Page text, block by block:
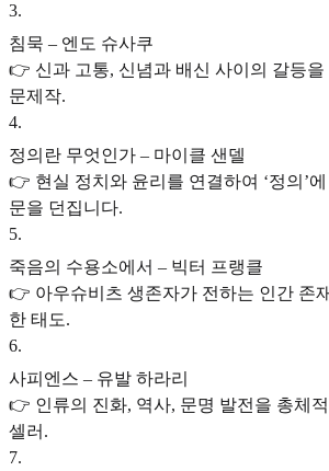
3.
침묵 – 엔도 슈사쿠
👉 신과 고통, 신념과 배신 사이의 갈등을
문제작.
4.
정의란 무엇인가 – 마이클 샌델
👉 현실 정치와 윤리를 연결하여 ‘정의’
문을 던집니다.
5.
죽음의 수용소에서 – 빅터 프랭클
👉 아우슈비츠 생존자가 전하는 인간 존
한 태도.
6.
사피엔스 – 유발 하라리
👉 인류의 진화, 역사, 문명 발전을 총체
셀러.
7.